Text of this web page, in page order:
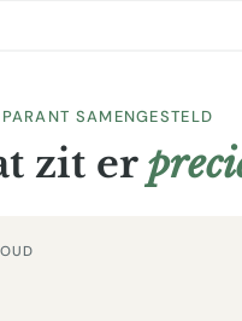
SAMENGESTELD
zit er